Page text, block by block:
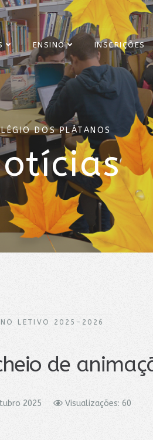
ENSINO INSCRIÇÕES
DOS PLÁTANOS
LETIVO 2025-2026
de
2025 Visualizações: 60